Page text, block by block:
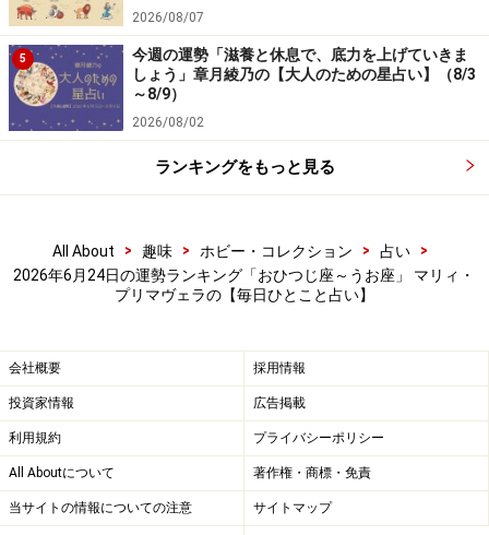
6位：おうし座／牡牛座（4月20日～5月20
日生まれ）
生活がマンネリ気味。嘆くより改善する努力をしてみ
＞今週の運勢！ 章月綾乃の【大人のための星占い】
日生まれ）
仕事や用事以外のことで成果が。とことん趣味を楽しも
う。
2026/08/07
5
今週の運勢「滋養と休息で、底力を上げていきま
しょう」章月綾乃の【大人のための星占い】（8/3
～8/9）
2026/08/02
ランキングをもっと見る
All About > 趣味 > ホビー・コレクション > 占い
>
2026年6月24日の運勢ランキング「おひつじ座～うお座」 マリィ・
プリマヴェラの【毎日ひとこと占い】
会社概要 採用情報
投資家情報 広告掲載
利用規約 プライバシーポリシー
All Aboutについて 著作権・商標・免責
当サイトの情報についての注意 サイトマップ